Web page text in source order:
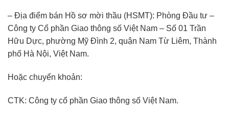
– Địa điểm bán Hồ sơ mời thầu (HSMT): Phòng Đầu tư –
Công ty Cổ phần Giao thông số Việt Nam – Số 01 Trần
Hữu Dực, phường Mỹ Đình 2, quận Nam Từ Liêm, Thành
phố Hà Nội, Việt Nam.
Hoặc chuyển khoản:
CTK: Công ty cổ phần Giao thông số Việt Nam.